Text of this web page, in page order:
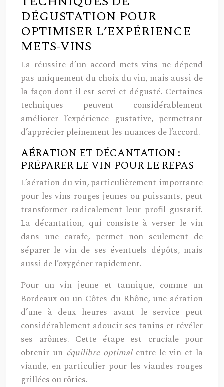
DÉGUSTATION POUR
OPTIMISER L’EXPÉRIENCE
METS-VINS
La réussite d’un accord mets-vins ne dépend
pas uniquement du choix du vin, mais aussi de
la façon dont il est servi et dégusté. Certaines
techniques peuvent considérablement
améliorer l’expérience gustative, permettant
d’apprécier pleinement les nuances de l’accord.
AÉRATION ET DÉCANTATION :
PRÉPARER LE VIN POUR LE REPAS
L’aération du vin, particulièrement importante
pour les vins rouges jeunes ou puissants, peut
transformer radicalement leur profil gustatif.
La décantation, qui consiste à verser le vin
dans une carafe, permet non seulement de
séparer le vin de ses éventuels dépôts, mais
aussi de l’oxygéner rapidement.
Pour un vin jeune et tannique, comme un
Bordeaux ou un Côtes du Rhône, une aération
d’une à deux heures avant le service peut
considérablement adoucir ses tanins et révéler
ses arômes. Cette étape est cruciale pour
obtenir un équilibre optimal entre le vin et la
viande, en particulier pour les viandes rouges
grillées ou rôties.